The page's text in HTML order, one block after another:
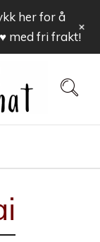
her for å
med fri frakt!
+